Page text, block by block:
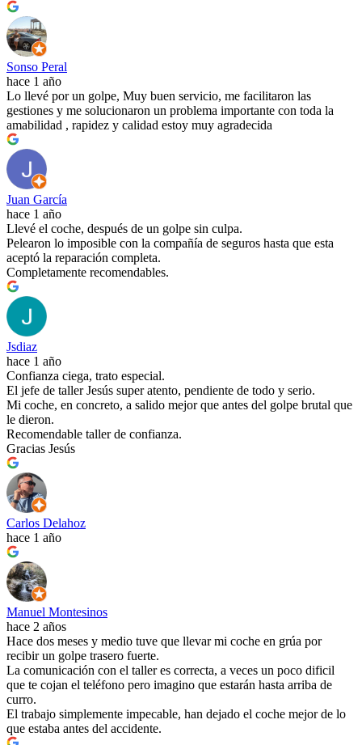
Sonso Peral
hace 1 año
Lo llevé por un golpe, Muy buen servicio, me facilitaron las
gestiones y me solucionaron un problema importante con toda la
amabilidad , rapidez y calidad estoy muy agradecida
Juan García
hace 1 año
Llevé el coche, después de un golpe sin culpa.
Pelearon lo imposible con la compañía de seguros hasta que esta
aceptó la reparación completa.
Completamente recomendables.
Jsdiaz
hace 1 año
Confianza ciega, trato especial.
El jefe de taller Jesús super atento, pendiente de todo y serio.
Mi coche, en concreto, a salido mejor que antes del golpe brutal que
le dieron.
Recomendable taller de confianza.
Gracias Jesús
Carlos Delahoz
hace 1 año
Manuel Montesinos
hace 2 años
Hace dos meses y medio tuve que llevar mi coche en grúa por
recibir un golpe trasero fuerte.
La comunicación con el taller es correcta, a veces un poco dificil
que te cojan el teléfono pero imagino que estarán hasta arriba de
curro.
El trabajo simplemente impecable, han dejado el coche mejor de lo
que estaba antes del accidente.